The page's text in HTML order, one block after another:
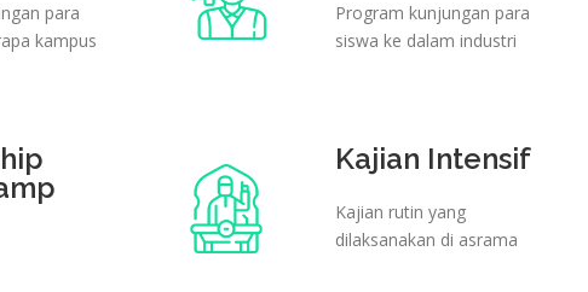
para
kampus
Program kunjungan para
siswa ke dalam industri
Kajian Intensif
Kajian rutin yang
dilaksanakan di asrama